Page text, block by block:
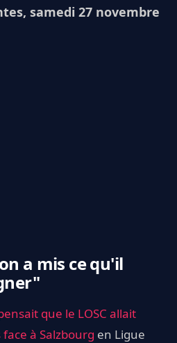
samedi 27 novembre
a mis ce qu'il
que le LOSC allait
à Salzbourg en Ligue